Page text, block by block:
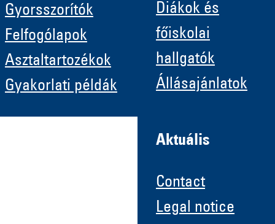
Gyorsszorítók
Felfogólapok
Asztaltartozékok
Gyakorlati példák
Diákok és
főiskolai
hallgatók
Állásajánlatok
Aktuális
Contact
Legal notice